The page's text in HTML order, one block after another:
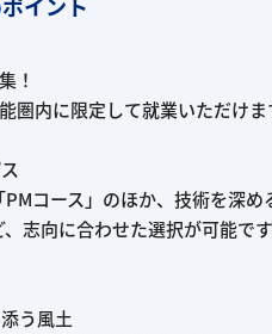
！
圏内に限定して就業いただけま
コース」のほか、技術を深
、志向に合わせた選択が可能で
う風土